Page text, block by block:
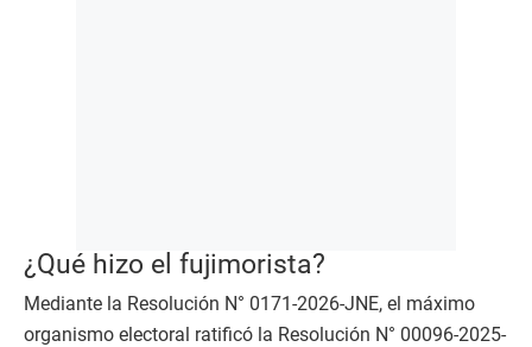
¿Qué hizo el fujimorista?
Mediante la Resolución N° 0171-2026-JNE, el máximo
organismo electoral ratificó la Resolución N° 00096-2025-